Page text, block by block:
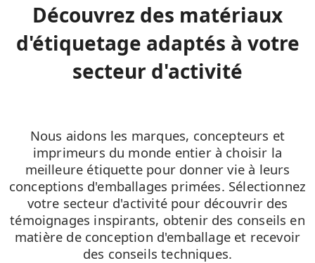
Découvrez des matériaux
d'étiquetage adaptés à votre
secteur d'activité
Nous aidons les marques, concepteurs et
imprimeurs du monde entier à choisir la
meilleure étiquette pour donner vie à leurs
conceptions d'emballages primées. Sélectionnez
votre secteur d'activité pour découvrir des
témoignages inspirants, obtenir des conseils en
matière de conception d'emballage et recevoir
des conseils techniques.